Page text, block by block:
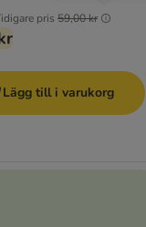
pris 59,00 kr
Lägg till i varukorg